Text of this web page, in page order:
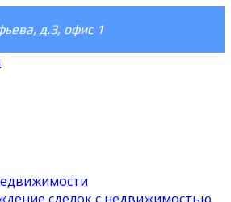
д.3, офис 1